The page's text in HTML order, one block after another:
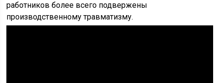
работников более всего подвержены
производственному травматизму.